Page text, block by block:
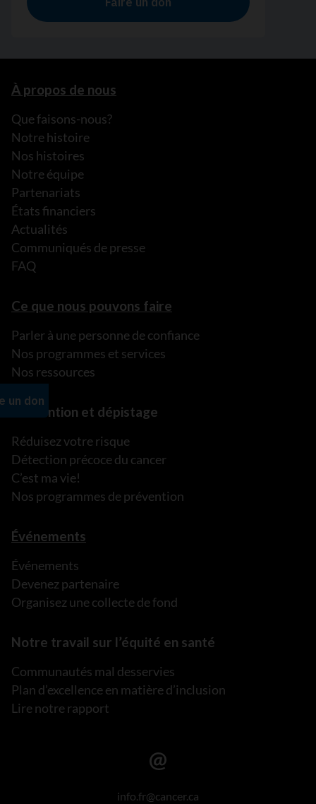
À propos de nous
Que faisons-nous?
Notre histoire
Nos histoires
Notre équipe
Partenariats
États financiers
Actualités
Communiqués de presse
FAQ
Ce que nous pouvons faire
Parler à une personne de confiance
Nos programmes et services
Nos ressources
Prévention et dépistage
Réduisez votre risque
Détection précoce du cancer
C’est ma vie!
Nos programmes de prévention
Événements
Événements
Devenez partenaire
Organisez une collecte de fond
Notre travail sur l’équité en santé
Communautés mal desservies
Plan d’excellence en matière d’inclusion
Lire notre rapport
info.fr@cancer.ca